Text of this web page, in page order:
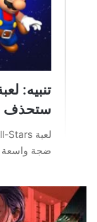
ستحذف
ضجة واسعة